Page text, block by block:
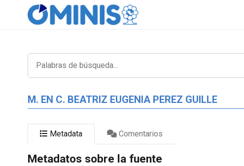
M. EN C. BEATRIZ EUGENIA PEREZ GUILLE
Metadata Comentarios
Metadatos sobre la fuente